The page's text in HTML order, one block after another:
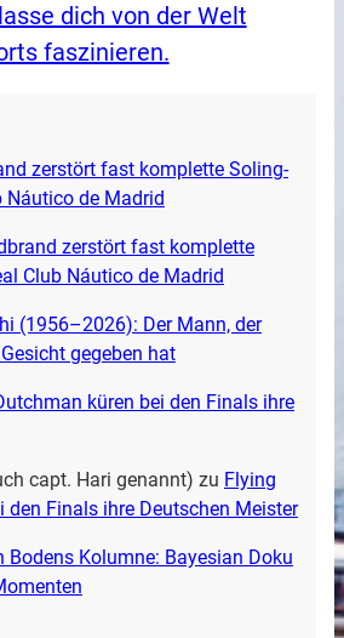
dich von der Welt
faszinieren.
zerstört fast komplette Soling-
Náutico de Madrid
zerstört fast komplette
Club Náutico de Madrid
(1956–2026): Der Mann, der
gegeben hat
küren bei den Finals ihre
capt. Hari genannt) zu Flying
den Finals ihre Deutschen Meister
Bodens Kolumne: Bayesian Doku